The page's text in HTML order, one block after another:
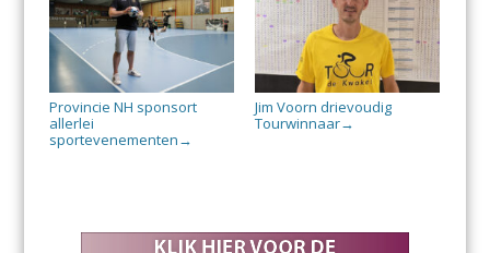
Provincie NH sponsort
allerlei
sportevenementen →
Jim Voorn drievoudig
Tourwinnaar→